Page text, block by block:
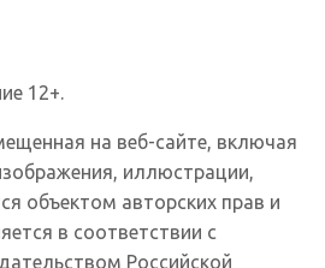
12+.
на веб-сайте, включая
иллюстрации,
объектом авторских прав и
в соответствии с
Российской